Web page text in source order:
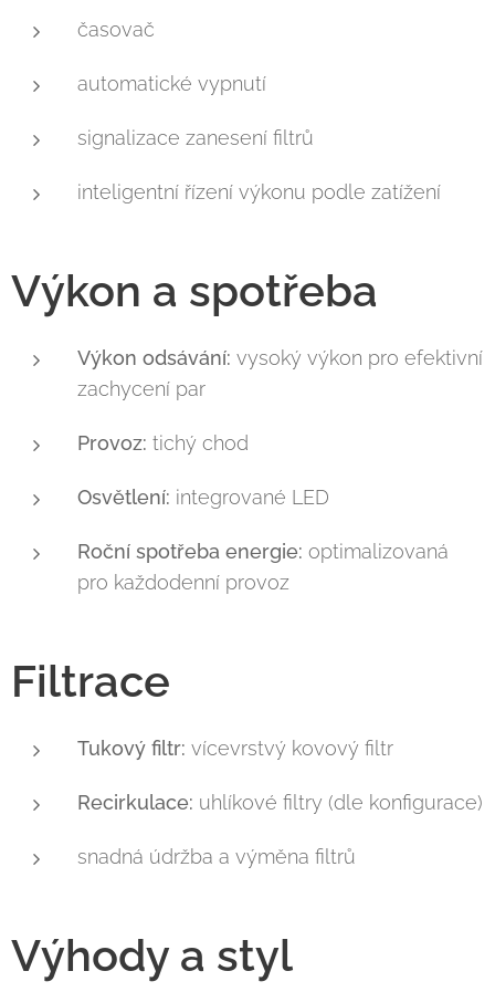
časovač
automatické vypnutí
signalizace zanesení filtrů
inteligentní řízení výkonu podle zatížení
Výkon a spotřeba
Výkon odsávání: vysoký výkon pro efektivní
zachycení par
Provoz: tichý chod
Osvětlení: integrované LED
Roční spotřeba energie: optimalizovaná
pro každodenní provoz
Filtrace
Tukový filtr: vícevrstvý kovový filtr
Recirkulace: uhlíkové filtry (dle konfigurace)
snadná údržba a výměna filtrů
Výhody a styl